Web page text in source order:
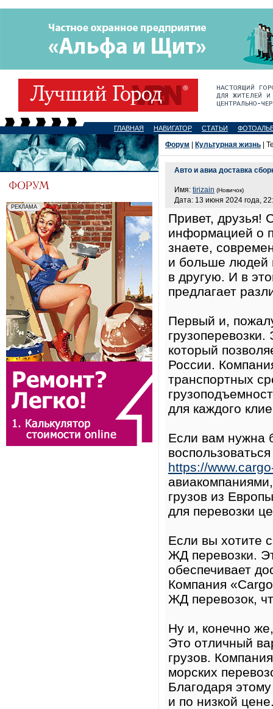
ГЛАВНАЯ НАВИГАТОР СТАТЬИ
Форум Культурная жизнь |
Авто и авиа доставка
Имя: tirizain (Новичок)
Дата: 13 июня 2024 года,
Привет, друзья!
информацией о
знаете,
и больше людей
в другую. И в
предлагает
Первый и,
который
России.
транспортных
для каждого
Если вам нужна
https://
грузов из
для перевозки
Если вы хотите
ЖД перевозки.
обеспечивает
Компания
ЖД перевозок,
Ну и, конечно
Это отличный
грузов.
морских
Благодаря
и по низкой